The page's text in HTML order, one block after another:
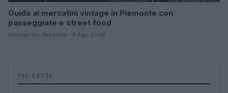
Guida ai mercatini vintage in Piemonte con
passeggiate e street food
Alessandro Tassinari · 4 Ago 2026
PIÙ LETTI